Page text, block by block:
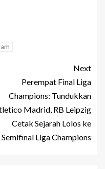
Next
Perempat Final Liga
Champions: Tundukkan
Madrid, RB Leipzig
Cetak Sejarah Lolos ke
Semifinal Liga Champions